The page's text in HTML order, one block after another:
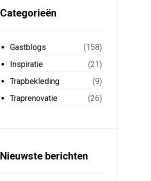
Categorieën
Gastblogs
(158)
Inspiratie
(21)
Trapbekleding
(9)
Traprenovatie
(26)
Nieuwste berichten